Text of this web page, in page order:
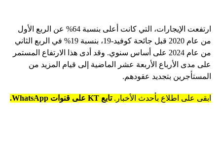
ارتفعت الإيجارات، التي كانت أعلى بنسبة 64% عن الربع الأول
من عام 2020 قبل جائحة كوفيد-19، بنسبة 19% في الربع الثاني
من عام 2024 على أساس سنوي. وقد أدى هذا الارتفاع المستمر
على مدى الأرباع الأربعة عشر الماضية إلى قيام المزيد من
المستأجرين بتجديد عقودهم.
ابقى على اطلاع بأحدث الأخبار.تابع KT على قنوات WhatsApp.